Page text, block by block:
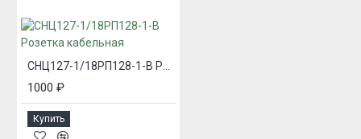
СНЦ127-1/18РП128-1-В Розетка кабельная
1000 ₽
Купить